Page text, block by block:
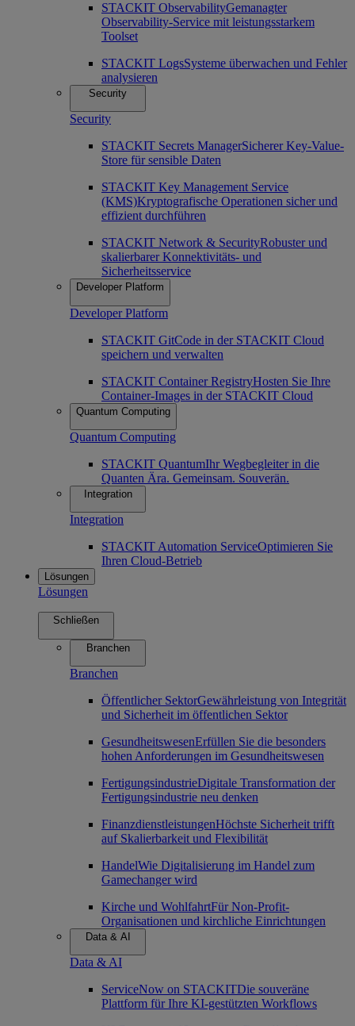
STACKIT ObservabilityGemanagter
Observability-Service mit leistungsstarkem
Toolset
STACKIT LogsSysteme überwachen und Fehler
analysieren
Security
Security
STACKIT Secrets ManagerSicherer Key-Value-
Store für sensible Daten
STACKIT Key Management Service
(KMS)Kryptografische Operationen sicher und
effizient durchführen
STACKIT Network & SecurityRobuster und
skalierbarer Konnektivitäts- und
Sicherheitsservice
Developer Platform
Developer Platform
STACKIT GitCode in der STACKIT Cloud
speichern und verwalten
STACKIT Container RegistryHosten Sie Ihre
Container-Images in der STACKIT Cloud
Quantum Computing
Quantum Computing
STACKIT QuantumIhr Wegbegleiter in die
Quanten Ära. Gemeinsam. Souverän.
Integration
Integration
STACKIT Automation ServiceOptimieren Sie
Ihren Cloud-Betrieb
Lösungen
Lösungen
Schließen
Branchen
Branchen
Öffentlicher SektorGewährleistung von Integrität
und Sicherheit im öffentlichen Sektor
GesundheitswesenErfüllen Sie die besonders
hohen Anforderungen im Gesundheitswesen
FertigungsindustrieDigitale Transformation der
Fertigungsindustrie neu denken
FinanzdienstleistungenHöchste Sicherheit trifft
auf Skalierbarkeit und Flexibilität
HandelWie Digitalisierung im Handel zum
Gamechanger wird
Kirche und WohlfahrtFür Non-Profit-
Organisationen und kirchliche Einrichtungen
Data & AI
Data & AI
ServiceNow on STACKITDie souveräne
Plattform für Ihre KI-gestützten Workflows